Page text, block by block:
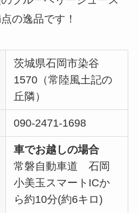
の逸品です！
茨城県石岡市染谷
1570（常陸風土記の
丘隣）
090-2471-1698
車でお越しの場合
常磐自動車道 石岡
小美玉スマートICか
ら約10分(約6キロ)